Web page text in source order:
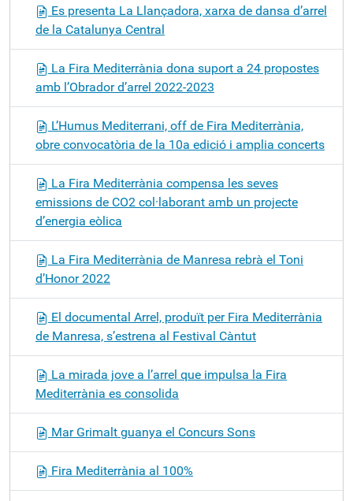
Es presenta La Llançadora, xarxa de dansa d’arrel
de la Catalunya Central
La Fira Mediterrània dona suport a 24 propostes
amb l’Obrador d’arrel 2022-2023
L’Humus Mediterrani, off de Fira Mediterrània,
obre convocatòria de la 10a edició i amplia concerts
La Fira Mediterrània compensa les seves
emissions de CO2 col·laborant amb un projecte
d’energia eòlica
La Fira Mediterrània de Manresa rebrà el Toni
d’Honor 2022
El documental Arrel, produït per Fira Mediterrània
de Manresa, s’estrena al Festival Càntut
La mirada jove a l’arrel que impulsa la Fira
Mediterrània es consolida
Mar Grimalt guanya el Concurs Sons
Fira Mediterrània al 100%